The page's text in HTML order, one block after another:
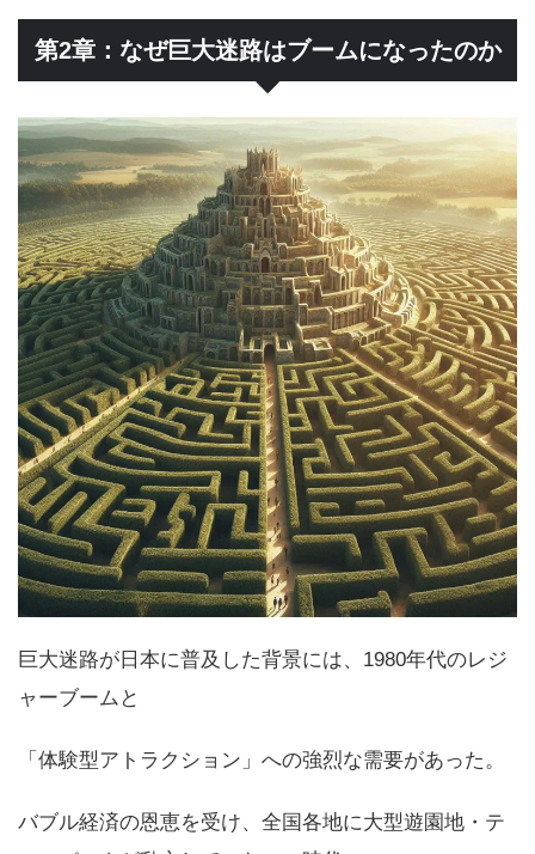
第2章：なぜ巨大迷路はブームになったのか
巨大迷路が日本に普及した背景には、1980年代のレジ
ャーブームと
「体験型アトラクション」への強烈な需要があった。
バブル経済の恩恵を受け、全国各地に大型遊園地・テ